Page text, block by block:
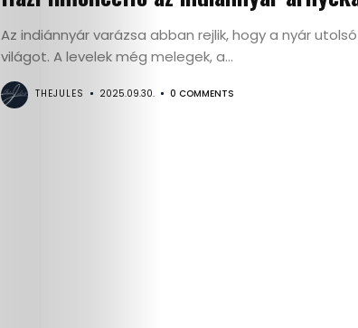
Életmód
Utazás
Az indiánnyár varázsa abban rejlik, hogy a nyár
világot. A levelek még melegek, a...
THEJULES 2025.09.30. 0 COMMENTS